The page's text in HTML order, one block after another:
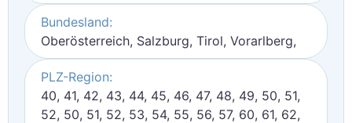
Bundesland:
Oberösterreich, Salzburg, Tirol, Vorarlberg,
PLZ-Region:
40, 41, 42, 43, 44, 45, 46, 47, 48, 49, 50, 51,
52, 50, 51, 52, 53, 54, 55, 56, 57, 60, 61, 62,